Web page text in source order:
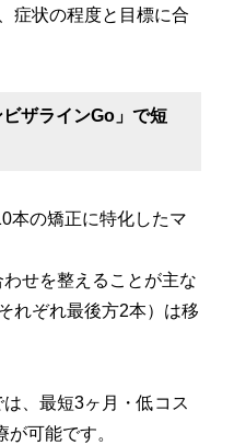
症状の程度と目標に合
ザラインGo」で短
本の矯正に特化したマ
せを整えることが主な
れぞれ最後方2本）は移
、最短3ヶ月・低コス
が可能です。